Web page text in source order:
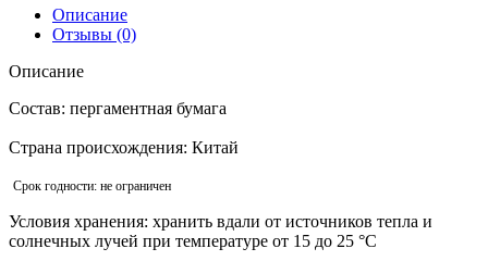
Описание
Отзывы (0)
Описание
Состав: пергаментная бумага
Страна происхождения: Китай
Срок годности: не ограничен
Условия хранения: хранить вдали от источников тепла и
солнечных лучей при температуре от 15 до 25 °C